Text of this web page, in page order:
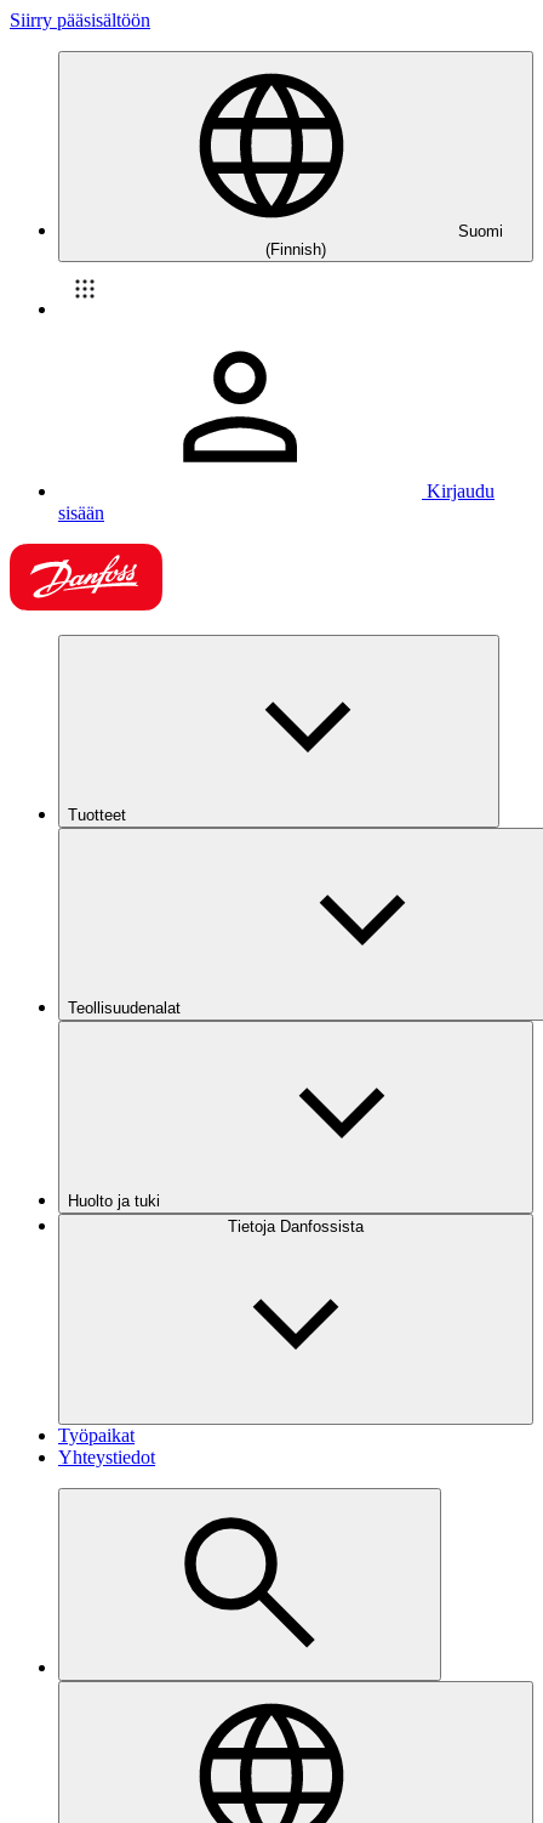
Siirry pääsisältöön
Suomi
(Finnish)
Kirjaudu
sisään
Tuotteet
Teollisuudenalat
Huolto ja tuki
Tietoja Danfossista
Työpaikat
Yhteystiedot